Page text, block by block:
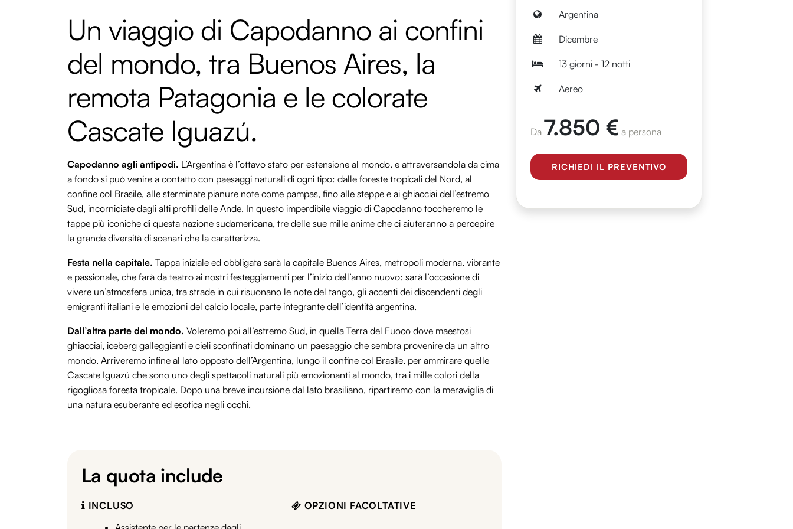
Un viaggio di Capodanno ai confini
del mondo, tra Buenos Aires, la
remota Patagonia e le colorate
Cascate Iguazú.
Capodanno agli antipodi. L’Argentina è l’ottavo stato per estensione al mondo, e attraversandola da cima
a fondo si può venire a contatto con paesaggi naturali di ogni tipo: dalle foreste tropicali del Nord, al
confine col Brasile, alle sterminate pianure note come pampas, fino alle steppe e ai ghiacciai dell’estremo
Sud, incorniciate dagli alti profili delle Ande. In questo imperdibile viaggio di Capodanno toccheremo le
tappe più iconiche di questa nazione sudamericana, tre delle sue mille anime che ci aiuteranno a percepire
la grande diversità di scenari che la caratterizza.
Festa nella capitale. Tappa iniziale ed obbligata sarà la capitale Buenos Aires, metropoli moderna, vibrante
e passionale, che farà da teatro ai nostri festeggiamenti per l’inizio dell’anno nuovo: sarà l’occasione di
vivere un’atmosfera unica, tra strade in cui risuonano le note del tango, gli accenti dei discendenti degli
emigranti italiani e le emozioni del calcio locale, parte integrante dell’identità argentina.
Dall’altra parte del mondo. Voleremo poi all’estremo Sud, in quella Terra del Fuoco dove maestosi
ghiacciai, iceberg galleggianti e cieli sconfinati dominano un paesaggio che sembra provenire da un altro
mondo. Arriveremo infine al lato opposto dell’Argentina, lungo il confine col Brasile, per ammirare quelle
Cascate Iguazú che sono uno degli spettacoli naturali più emozionanti al mondo, tra i mille colori della
rigogliosa foresta tropicale. Dopo una breve incursione dal lato brasiliano, ripartiremo con la meraviglia di
una natura esuberante ed esotica negli occhi.
La quota include
INCLUSO
OPZIONI FACOLTATIVE
Argentina
Dicembre
13 giorni - 12 notti
Aereo
Da 7.850 € a persona
RICHIEDI IL PREVENTIVO